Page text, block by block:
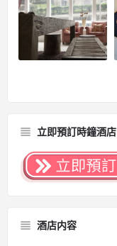
立即預訂時鐘酒店
酒店内容